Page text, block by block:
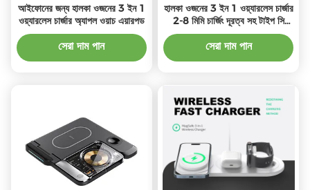
আইফোনের জন্য হালকা ওজনের 3 ইন 1
ওয়্যারলেস চার্জার অ্যাপল ওয়াচ এয়ারপড
সেরা দাম পান
হালকা ওজনের 3 ইন 1 ওয়্যারলেস চার্জার
2-8 মিমি চার্জিং দূরত্ব সহ টাইপ সি
ইন্টারফেস
সেরা দাম পান